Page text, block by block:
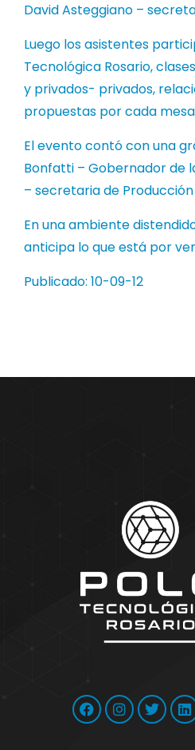
David Asteggiano –
Luego los asistentes
Tecnológica Rosario,
y privados- privados,
propuestas por cada
El evento contó con una
Bonfatti – Gobernador de
– secretaria de
En una ambiente
anticipa lo que está por
Publicado: 10-09-12